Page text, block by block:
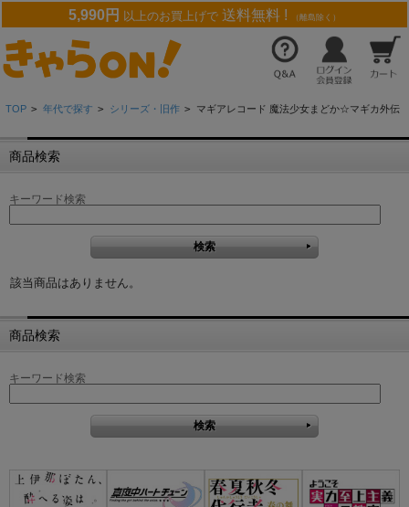
5,990円 以上のお買上げで 送料無料 ! （離島除く）
TOP > 年代で探す > シリーズ・旧作 > マギアレコード 魔法少女まどか☆マギカ外伝
商品検索
キーワード検索
該当商品はありません。
商品検索
キーワード検索